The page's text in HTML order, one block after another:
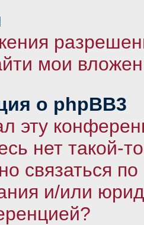
мои
о phpBB3
эту
нет такой-
связаться по
и/или